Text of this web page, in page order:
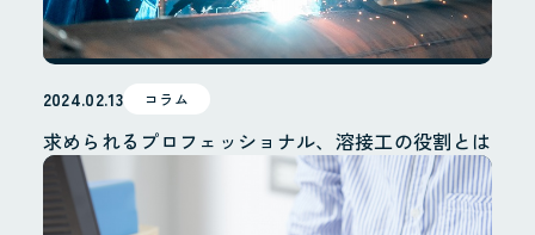
2024.02.13 コラム
求められるプロフェッショナル、溶接工の役割とは